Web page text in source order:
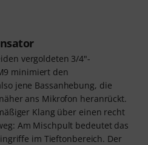
vergoldeten 3/4"-
minimiert den
jene Bassanhebung, die
ans Mikrofon heranrückt.
Klang über einen recht
Am Mischpult bedeutet das
im Tieftonbereich. Der